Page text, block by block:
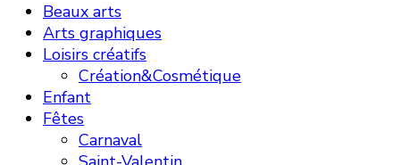
Beaux arts
Arts graphiques
Loisirs créatifs
Création&Cosmétique
Enfant
Fêtes
Carnaval